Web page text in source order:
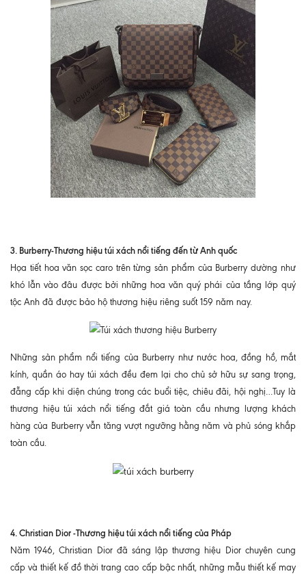
3. Burberry-Thương hiệu túi xách nổi tiếng đến từ Anh quốc
Họa tiết hoa văn sọc caro trên từng sản phẩm của Burberry dường như
khó lẫn vào đâu được bởi những hoa văn quý phái của tầng lớp quý
tộc Anh đã được bảo hộ thương hiệu riêng suốt 159 năm nay.
Những sản phẩm nổi tiếng của Burberry như nước hoa, đồng hồ, mắt
kính, quần áo hay túi xách đều đem lại cho chủ sở hữu sự sang trọng,
đẵng cấp khi diện chúng trong các buổi tiệc, chiêu đãi, hội nghị…Tuy là
thương hiệu túi xách nổi tiếng đắt giá toàn cầu nhưng lượng khách
hàng của Burberry vẫn tăng vượt ngưỡng hằng năm và phủ sóng khắp
toàn cầu.
4. Christian Dior -Thương hiệu túi xách nổi tiếng của Pháp
Năm 1946, Christian Dior đã sáng lập thương hiệu Dior chuyên cung
cấp và thiết kế đồ thời trang cao cấp bậc nhất, những mẫu thiết kế may